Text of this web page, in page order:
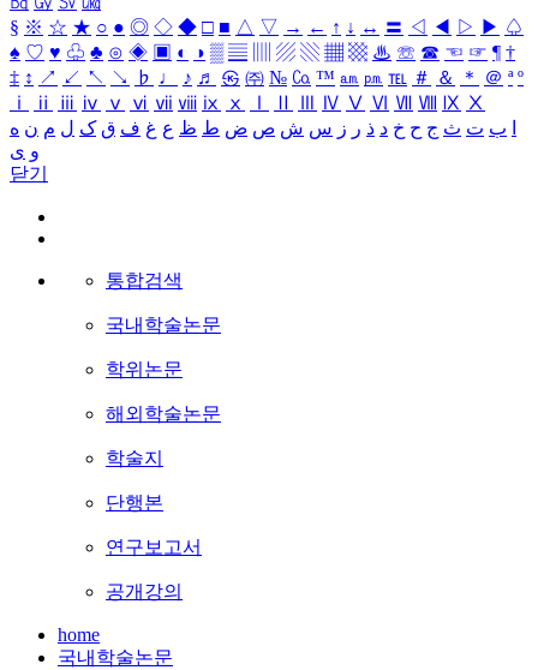
§ ※ ☆ ★ ○ ● ◎ ◇ ◆ □ ■ △ ▽ → ← ↑ ↓ ↔ 〓 ◁ ◀ ▷ ▶ ♤
♠ ♡ ♥ ♧ ♣ ⊙ ◈ ▣ ◐ ◑ ▒ ▤ ▨ ▧ ▦ ▩ ♨ ☏ ☎ ☜ ☞ ¶ †
‡ ↕ ↗ ↙ ↖ ↘ ♭ ♩ ♪ ♬ ㉿ ㈜ № ㏇ ™ ㏂ ㏘ ℡ ＃ ＆ ＊ ＠ ª º
ⅰ
ⅱ ⅲ ⅳ ⅴ ⅵ ⅶ ⅷ ⅸ ⅹ Ⅳ Ⅴ Ⅵ Ⅶ Ⅷ Ⅸ Ⅹ
ب ت ث ج ح خ د ذ ر ز س ش ص ض ط ظ ع غ ف ق ک ل م ن ه
و ی
닫기
통합검색
국내학술논문
학위논문
해외학술논문
학술지
단행본
연구보고서
공개강의
home
국내학술논문